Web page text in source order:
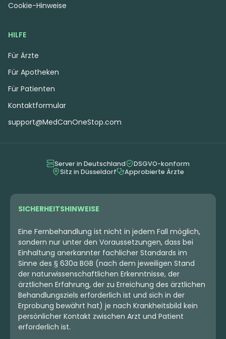
Indica Blüten
Eufloria 24/1 FDR
CBD: 1 THC:26
Sativa Blüten
HILFE
Für Ärzte
Für Apotheken
Für Patienten
Kontaktformular
support@MedCanOneStop.com
Cookie-Hinweise
Server in Deutschland
DSGVO-konform
Sitz in Düsseldorf
Approbierte Ärzte
SICHERHEITSHINWEISE
Eine Fernbehandlung ist nicht in jedem Fall möglich,
sondern nur unter den Voraussetzungen, dass bei
Einhaltung anerkannter fachlicher Standards im
Sinne des § 630a BGB (nach dem jeweiligen Stand
der naturwissenschaftlichen Erkenntnisse, der
ärztlichen Erfahrung, der zu Erreichung des ärztlichen
Behandlungsziels erforderlich ist und sich in der
Erprobung bewährt hat) je nach Krankheitsbild kein
persönlicher Kontakt zwischen Arzt und Patient
erforderlich ist.